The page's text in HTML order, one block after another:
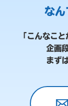
なん
「こんなこ
企画
まず